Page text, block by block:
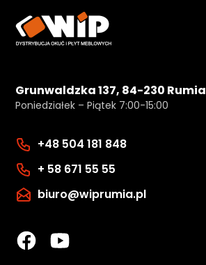
Grunwaldzka 137, 84-230 Rumia
Poniedziałek – Piątek 7:00-15:00
+48 504 181 848
+ 58 671 55 55
biuro@wiprumia.pl